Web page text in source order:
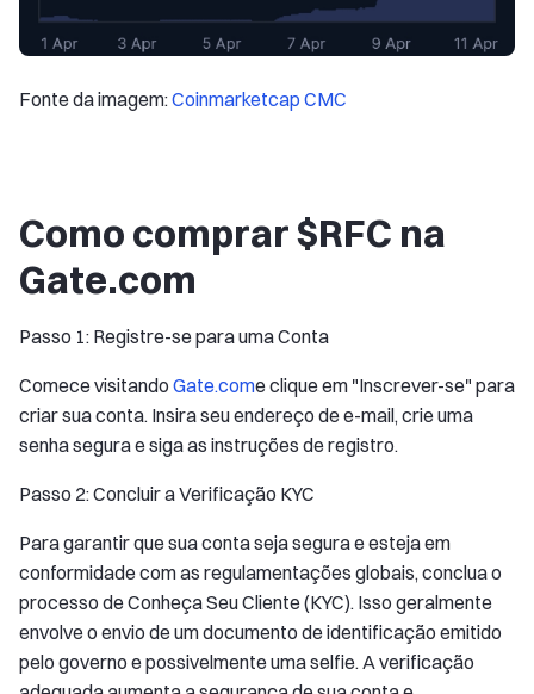
Fonte da imagem:Coinmarketcap CMC
Como comprar $RFC na
Gate.com
Passo 1: Registre-se para uma Conta
Comece visitando Gate.come clique em "Inscrever-se" para
criar sua conta. Insira seu endereço de e-mail, crie uma
senha segura e siga as instruções de registro.
Passo 2: Concluir a Verificação KYC
Para garantir que sua conta seja segura e esteja em
conformidade com as regulamentações globais, conclua o
processo de Conheça Seu Cliente (KYC). Isso geralmente
envolve o envio de um documento de identificação emitido
pelo governo e possivelmente uma selfie. A verificação